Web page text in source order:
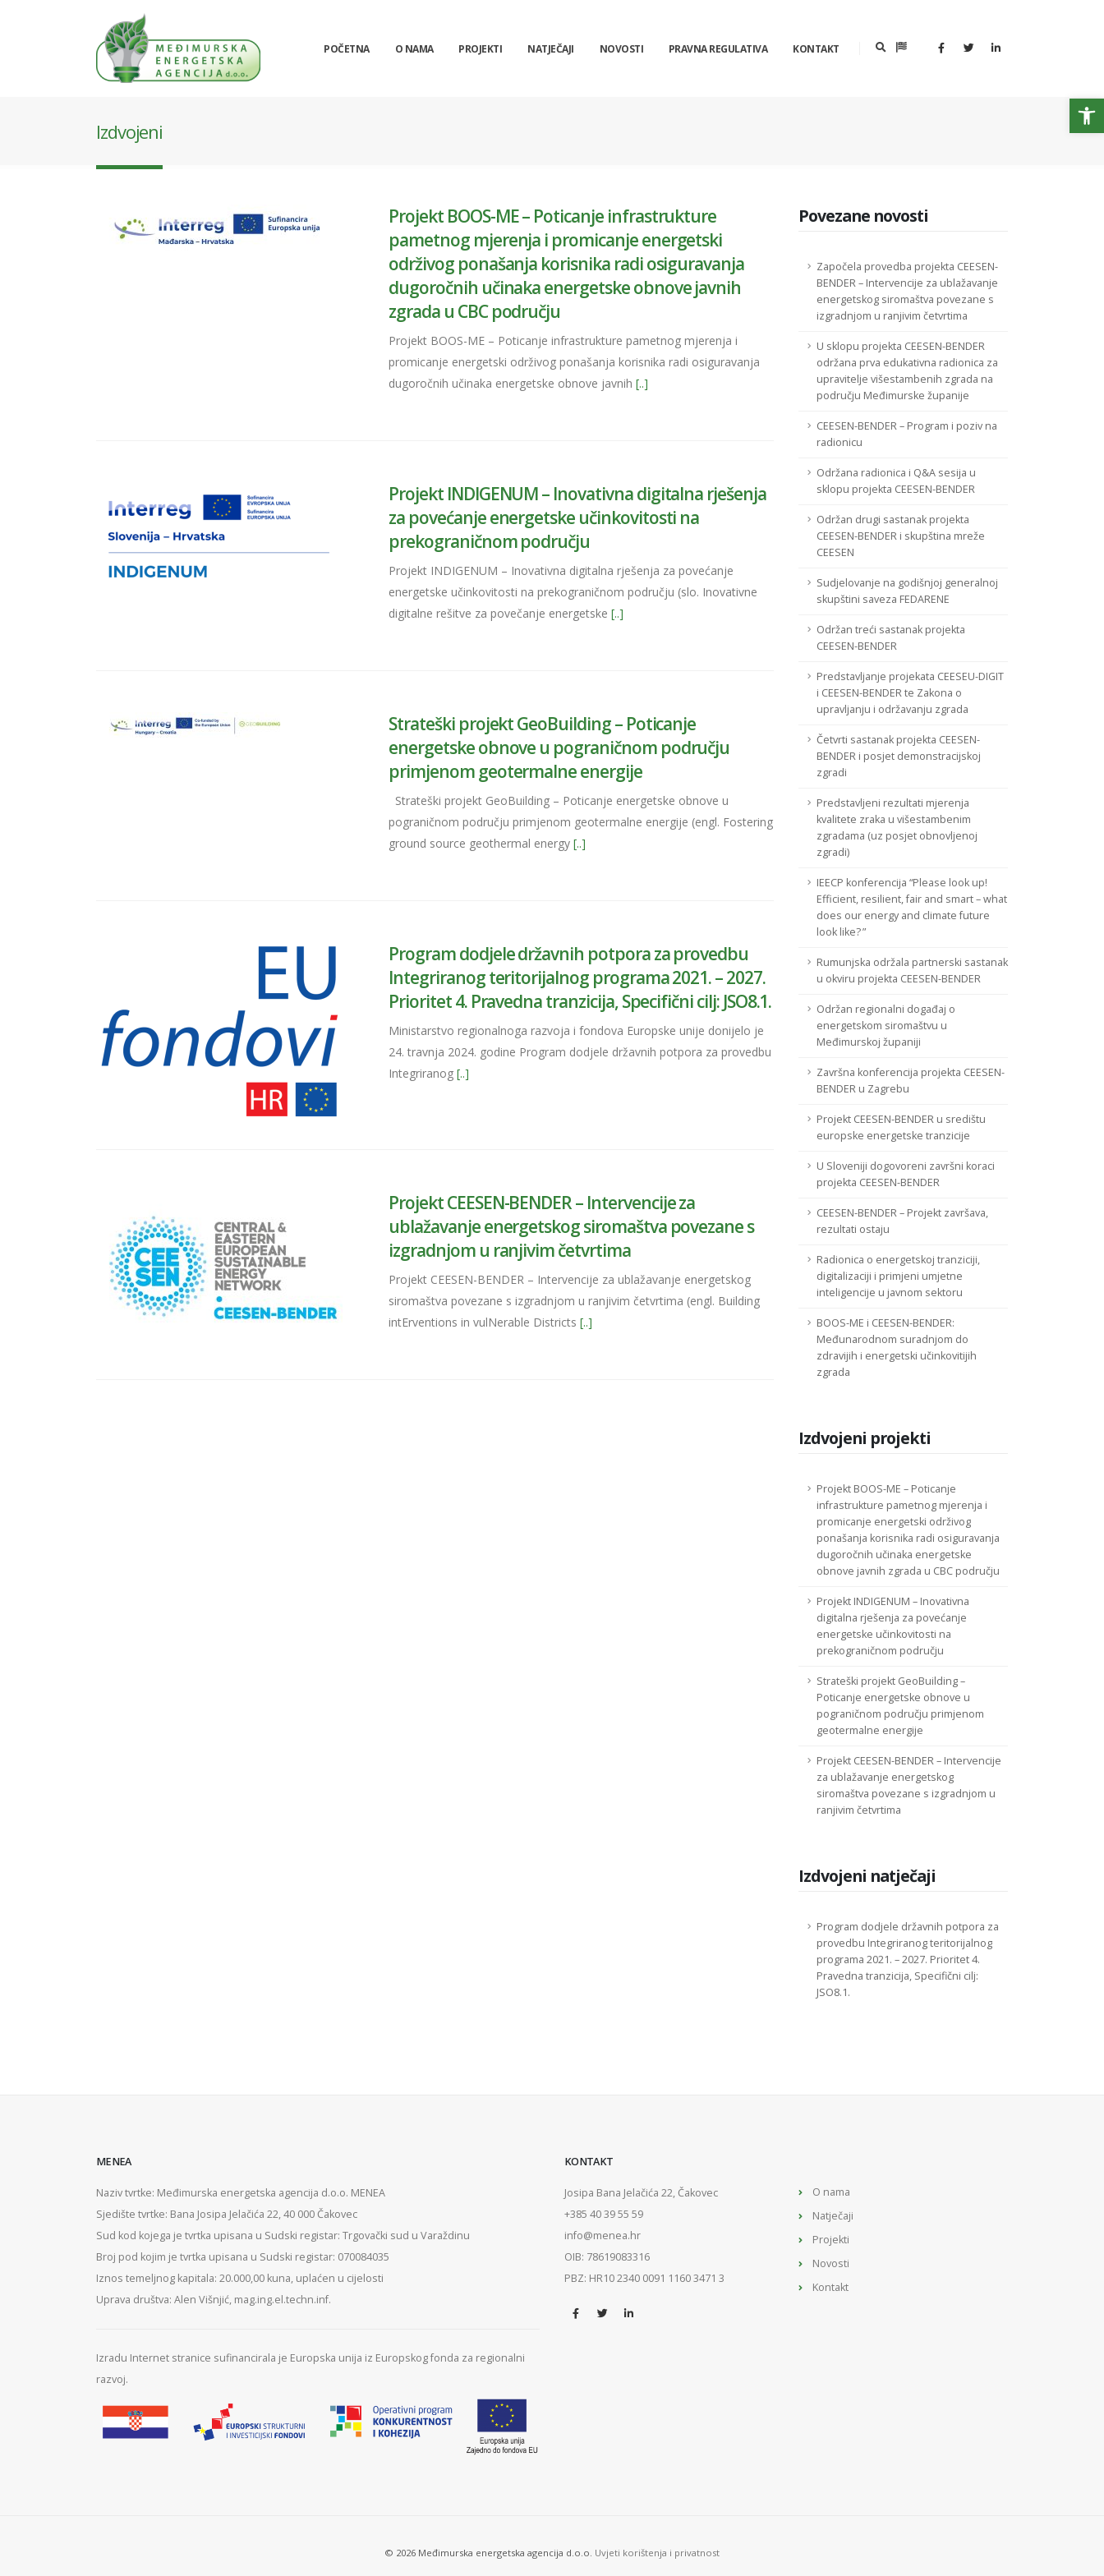
POČETNA O NAMA PROJEKTI NATJEČAJI NOVOSTI PRAVNA REGULATIVA KONTAKT
Izdvojeni
Projekt BOOS-ME – Poticanje infrastrukture
pametnog mjerenja i promicanje energetski
održivog ponašanja korisnika radi osiguravanja
dugoročnih učinaka energetske obnove javnih
zgrada u CBC području
Projekt BOOS-ME – Poticanje infrastrukture pametnog mjerenja i
promicanje energetski održivog ponašanja korisnika radi osiguravanja
dugoročnih učinaka energetske obnove javnih[..]
Projekt INDIGENUM – Inovativna digitalna rješenja
za povećanje energetske učinkovitosti na
prekograničnom području
Projekt INDIGENUM – Inovativna digitalna rješenja za povećanje
energetske učinkovitosti na prekograničnom području (slo. Inovativne
digitalne rešitve za povečanje energetske[..]
Strateški projekt GeoBuilding – Poticanje
energetske obnove u pograničnom području
primjenom geotermalne energije
Strateški projekt GeoBuilding – Poticanje energetske obnove u
pograničnom području primjenom geotermalne energije (engl. Fostering
ground source geothermal energy[..]
Program dodjele državnih potpora za provedbu
Integriranog teritorijalnog programa 2021. – 2027.
Prioritet 4. Pravedna tranzicija, Specifični cilj: JSO8.1.
Ministarstvo regionalnoga razvoja i fondova Europske unije donijelo je
24. travnja 2024. godine Program dodjele državnih potpora za provedbu
Integriranog[..]
Projekt CEESEN-BENDER – Intervencije za
ublažavanje energetskog siromaštva povezane s
izgradnjom u ranjivim četvrtima
Projekt CEESEN-BENDER – Intervencije za ublažavanje energetskog
siromaštva povezane s izgradnjom u ranjivim četvrtima (engl. Building
intErventions in vulNerable Districts[..]
Povezane novosti
Započela provedba projekta CEESEN-
BENDER – Intervencije za ublažavanje
energetskog siromaštva povezane s
izgradnjom u ranjivim četvrtima
U sklopu projekta CEESEN-BENDER
održana prva edukativna radionica za
upravitelje višestambenih zgrada na
području Međimurske županije
CEESEN-BENDER – Program i poziv na
radionicu
Održana radionica i Q&A sesija u
sklopu projekta CEESEN-BENDER
Održan drugi sastanak projekta
CEESEN-BENDER i skupština mreže
CEESEN
Sudjelovanje na godišnjoj generalnoj
skupštini saveza FEDARENE
Održan treći sastanak projekta
CEESEN-BENDER
Predstavljanje projekata CEESEU-DIGIT
i CEESEN-BENDER te Zakona o
upravljanju i održavanju zgrada
Četvrti sastanak projekta CEESEN-
BENDER i posjet demonstracijskoj
zgradi
Predstavljeni rezultati mjerenja
kvalitete zraka u višestambenim
zgradama (uz posjet obnovljenoj
zgradi)
IEECP konferencija “Please look up!
Efficient, resilient, fair and smart – what
does our energy and climate future
look like? ”
Rumunjska održala partnerski sastanak
u okviru projekta CEESEN-BENDER
Održan regionalni događaj o
energetskom siromaštvu u
Međimurskoj županiji
Završna konferencija projekta CEESEN-
BENDER u Zagrebu
Projekt CEESEN-BENDER u središtu
europske energetske tranzicije
U Sloveniji dogovoreni završni koraci
projekta CEESEN-BENDER
CEESEN-BENDER – Projekt završava,
rezultati ostaju
Radionica o energetskoj tranziciji,
digitalizaciji i primjeni umjetne
inteligencije u javnom sektoru
BOOS-ME i CEESEN-BENDER:
Međunarodnom suradnjom do
zdravijih i energetski učinkovitijih
zgrada
Izdvojeni projekti
Projekt BOOS-ME – Poticanje
infrastrukture pametnog mjerenja i
promicanje energetski održivog
ponašanja korisnika radi osiguravanja
dugoročnih učinaka energetske
obnove javnih zgrada u CBC području
Projekt INDIGENUM – Inovativna
digitalna rješenja za povećanje
energetske učinkovitosti na
prekograničnom području
Strateški projekt GeoBuilding –
Poticanje energetske obnove u
pograničnom području primjenom
geotermalne energije
Projekt CEESEN-BENDER – Intervencije
za ublažavanje energetskog
siromaštva povezane s izgradnjom u
ranjivim četvrtima
Izdvojeni natječaji
Program dodjele državnih potpora za
provedbu Integriranog teritorijalnog
programa 2021. – 2027. Prioritet 4.
Pravedna tranzicija, Specifični cilj:
JSO8.1.
MENEA
Naziv tvrtke: Međimurska energetska agencija d.o.o. MENEA
Sjedište tvrtke: Bana Josipa Jelačića 22, 40 000 Čakovec
Sud kod kojega je tvrtka upisana u Sudski registar: Trgovački sud u Varaždinu
Broj pod kojim je tvrtka upisana u Sudski registar: 070084035
Iznos temeljnog kapitala: 20.000,00 kuna, uplaćen u cijelosti
Uprava društva: Alen Višnjić, mag.ing.el.techn.inf.
Izradu Internet stranice sufinancirala je Europska unija iz Europskog fonda za regionalni
razvoj.
KONTAKT
Josipa Bana Jelačića 22, Čakovec
+385 40 39 55 59
info@menea.hr
OIB: 78619083316
PBZ: HR10 2340 0091 1160 3471 3
O nama
Natječaji
Projekti
Novosti
Kontakt
© 2026 Međimurska energetska agencija d.o.o. Uvjeti korištenja i privatnost